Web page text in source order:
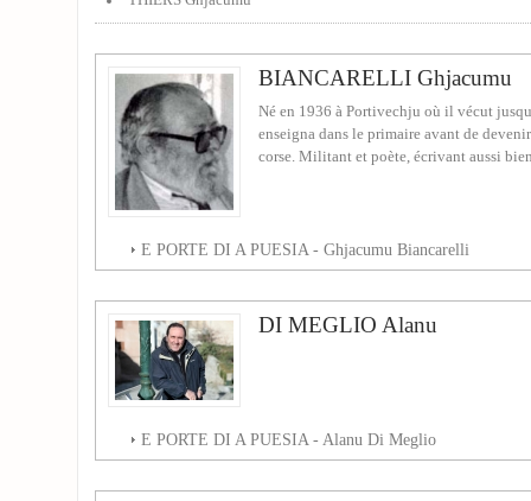
BIANCARELLI Ghjacumu
Né en 1936 à Portivechju où il vécut
enseigna dans le primaire avant de
corse. Militant et poète, écrivant aussi
E PORTE DI A PUESIA - Ghjacumu Biancarelli
DI MEGLIO Alanu
E PORTE DI A PUESIA - Alanu Di Meglio